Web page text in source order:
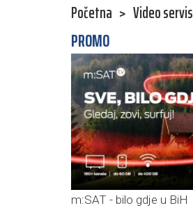
Početna > Video servis
PROMO
m:SAT - bilo gdje u BiH